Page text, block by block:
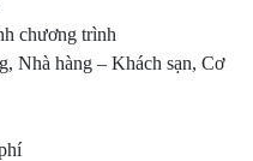
chương trình
Nhà hàng – Khách sạn, Cơ